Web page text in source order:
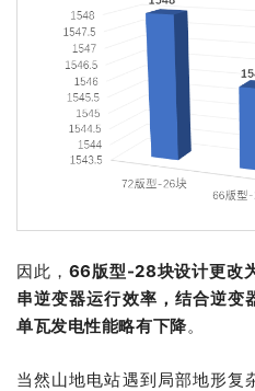
因此， 66版型-28块设计更改
串逆变器运行效率，结合逆变
单瓦发电性能略有下降。
当然山地电站遇到局部地形复